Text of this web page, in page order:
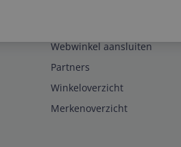
Webwinkel aansluiten
Partners
Winkeloverzicht
Merkenoverzicht